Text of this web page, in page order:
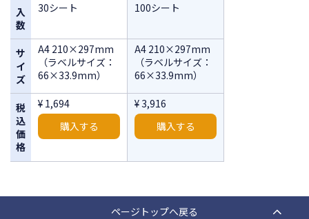
入
数
サ
イ
ズ
税
込
価
格
30シート
A4 210×297mm
（ラベルサイズ：
66×33.9mm）
¥ 1,694
購入する
100シート
A4 210×297mm
（ラベルサイズ：
66×33.9mm）
¥ 3,916
購入する
ページトップへ戻る